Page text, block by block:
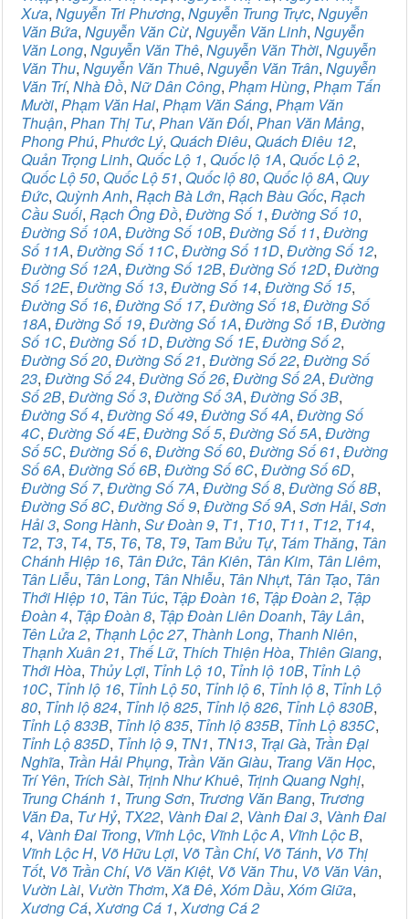
Xưa, Nguyễn Tri Phương, Nguyễn Trung Trực, Nguyễn
Văn Bứa, Nguyễn Văn Cừ, Nguyễn Văn Linh, Nguyễn
Văn Long, Nguyễn Văn Thê, Nguyễn Văn Thời, Nguyễn
Văn Thu, Nguyễn Văn Thuê, Nguyễn Văn Trân, Nguyễn
Văn Trí, Nhà Đồ, Nữ Dân Công, Phạm Hùng, Phạm Tấn
Mười, Phạm Văn Hai, Phạm Văn Sáng, Phạm Văn
Thuận, Phan Thị Tư, Phan Văn Đối, Phan Văn Mảng,
Phong Phú, Phước Lý, Quách Điêu, Quách Điêu 12,
Quản Trọng Linh, Quốc Lộ 1, Quốc lộ 1A, Quốc Lộ 2,
Quốc Lộ 50, Quốc Lộ 51, Quốc lộ 80, Quốc lộ 8A, Quy
Đức, Quỳnh Anh, Rạch Bà Lớn, Rạch Bàu Gốc, Rạch
Cầu Suối, Rạch Ông Đồ, Đường Số 1, Đường Số 10,
Đường Số 10A, Đường Số 10B, Đường Số 11, Đường
Số 11A, Đường Số 11C, Đường Số 11D, Đường Số 12,
Đường Số 12A, Đường Số 12B, Đường Số 12D, Đường
Số 12E, Đường Số 13, Đường Số 14, Đường Số 15,
Đường Số 16, Đường Số 17, Đường Số 18, Đường Số
18A, Đường Số 19, Đường Số 1A, Đường Số 1B, Đường
Số 1C, Đường Số 1D, Đường Số 1E, Đường Số 2,
Đường Số 20, Đường Số 21, Đường Số 22, Đường Số
23, Đường Số 24, Đường Số 26, Đường Số 2A, Đường
Số 2B, Đường Số 3, Đường Số 3A, Đường Số 3B,
Đường Số 4, Đường Số 49, Đường Số 4A, Đường Số
4C, Đường Số 4E, Đường Số 5, Đường Số 5A, Đường
Số 5C, Đường Số 6, Đường Số 60, Đường Số 61, Đường
Số 6A, Đường Số 6B, Đường Số 6C, Đường Số 6D,
Đường Số 7, Đường Số 7A, Đường Số 8, Đường Số 8B,
Đường Số 8C, Đường Số 9, Đường Số 9A, Sơn Hải, Sơn
Hải 3, Song Hành, Sư Đoàn 9, T1, T10, T11, T12, T14,
T2, T3, T4, T5, T6, T8, T9, Tam Bửu Tự, Tám Thăng, Tân
Chánh Hiệp 16, Tân Đức, Tân Kiên, Tân Kim, Tân Liêm,
Tân Liễu, Tân Long, Tân Nhiễu, Tân Nhựt, Tân Tạo, Tân
Thới Hiệp 10, Tân Túc, Tập Đoàn 16, Tập Đoàn 2, Tập
Đoàn 4, Tập Đoàn 8, Tập Đoàn Liên Doanh, Tây Lân,
Tên Lửa 2, Thạnh Lộc 27, Thành Long, Thanh Niên,
Thạnh Xuân 21, Thế Lữ, Thích Thiện Hòa, Thiên Giang,
Thới Hòa, Thủy Lợi, Tỉnh Lộ 10, Tỉnh lộ 10B, Tỉnh Lộ
10C, Tỉnh lộ 16, Tỉnh Lộ 50, Tỉnh lộ 6, Tỉnh lộ 8, Tỉnh Lộ
80, Tỉnh lộ 824, Tỉnh lộ 825, Tỉnh lộ 826, Tỉnh Lộ 830B,
Tỉnh Lộ 833B, Tỉnh lộ 835, Tỉnh lộ 835B, Tỉnh Lộ 835C,
Tỉnh Lộ 835D, Tỉnh lộ 9, TN1, TN13, Trại Gà, Trần Đại
Nghĩa, Trần Hải Phụng, Trần Văn Giàu, Trang Văn Học,
Trí Yên, Trích Sài, Trịnh Như Khuê, Trịnh Quang Nghị,
Trung Chánh 1, Trung Sơn, Trương Văn Bang, Trương
Văn Đa, Tư Hỷ, TX22, Vành Đai 2, Vành Đai 3, Vành Đai
4, Vành Đai Trong, Vĩnh Lộc, Vĩnh Lộc A, Vĩnh Lộc B,
Vĩnh Lộc H, Võ Hữu Lợi, Võ Tần Chí, Võ Tánh, Võ Thị
Tốt, Võ Trần Chí, Võ Văn Kiệt, Võ Văn Thu, Võ Văn Vân,
Vườn Lài, Vườn Thơm,Xã Đê,Xóm Dầu,Xóm Giữa,
Xương Cá,Xương Cá 1,Xương Cá 2